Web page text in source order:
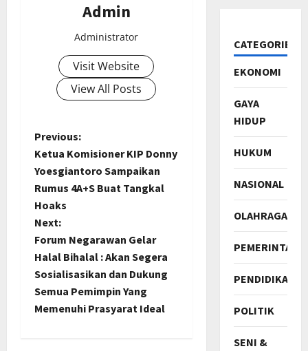
Admin
Administrator
Visit Website
View All Posts
P
o
s
t
n
a
v
Previous:
Ketua Komisioner KIP Donny
Yoesgiantoro Sampaikan
Rumus 4A+S Buat Tangkal
Hoaks
Next:
Forum Negarawan Gelar
Halal Bihalal : Akan Segera
Sosialisasikan dan Dukung
Semua Pemimpin Yang
Memenuhi Prasyarat Ideal
CATEGORIES
EKONOMI
GAYA
HIDUP
HUKUM
NASIONAL
OLAHRAGA
PEMERINTAH
PENDIDIKAN
POLITIK
SENI &